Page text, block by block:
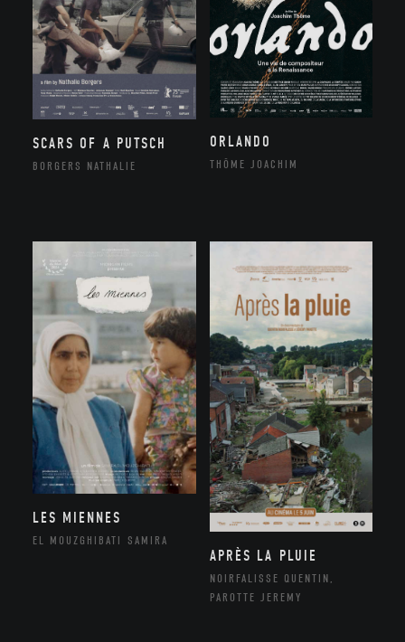
SCARS OF A PUTSCH
BORGERS NATHALIE
ORLANDO
THÔME JOACHIM
LES MIENNES
EL MOUZGHIBATI SAMIRA
APRÈS LA PLUIE
NOIRFALISSE QUENTIN,
PAROTTE JEREMY